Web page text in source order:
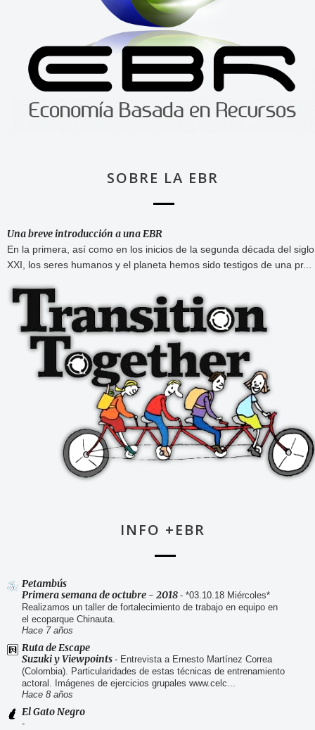
SOBRE LA EBR
Una breve introducción a una EBR
En la primera, así como en los inicios de la segunda década del siglo
XXI, los seres humanos y el planeta hemos sido testigos de una pr...
INFO +EBR
Petambús
Primera semana de octubre - 2018 - *03.10.18 Miércoles*
Realizamos un taller de fortalecimiento de trabajo en equipo en
el ecoparque Chinauta.
Hace 7 años
Ruta de Escape
Suzuki y Viewpoints - Entrevista a Ernesto Martínez Correa
(Colombia). Particularidades de estas técnicas de entrenamiento
actoral. Imágenes de ejercicios grupales www.celc...
Hace 8 años
El Gato Negro
-